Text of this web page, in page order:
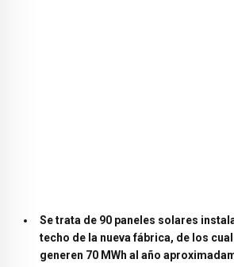
Se trata de 90 paneles solares
techo de la nueva fábrica, de los
generen 70 MWh al año